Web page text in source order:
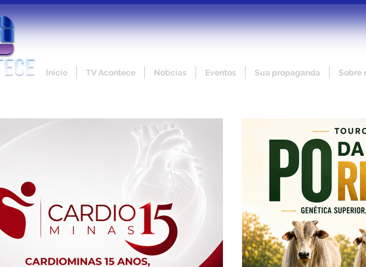
Início TV Acontece Notícias Eventos Sua propaganda Sobre